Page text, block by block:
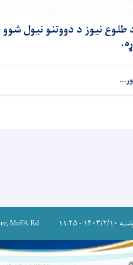
طلوع نیوز د دووتنو نیول شوو
۲/۱۰ - ۱۱:۲۵ MoFA Rd